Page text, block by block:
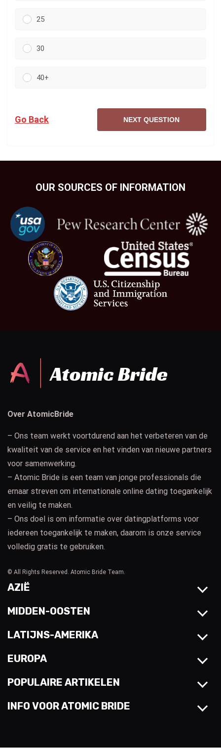
25
30
40+
Go Back NEXT QUESTION
OUR SOURCES OF INFORMATION
Over AtomicBride
– Ons team werkt voortdurend aan het verbeteren van de
kwaliteit van de service en het vinden van nieuwe partners
voor samenwerking.
– Atomic Bride is een team van jonge professionals die
ernaar streven om internationale online dating toegankelijk
en veilig te maken.
– Ons doel is om informatie over datingplatforms voor
iedereen toegankelijk te maken, daarom is onze service
volledig gratis te gebruiken.
© All Rights Reserved. Atomic Bride Team.
AZIË
MIDDEN-OOSTEN
LATIJNS-AMERIKA
EUROPA
POPULAIRE ARTIKELEN
INFO VOOR ATOMIC BRIDE